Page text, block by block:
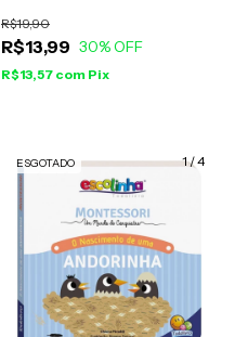
Piroddi
R$13,99
R$19,90
30% OFF
R$13,57 com Pix
1/4
ESGOTADO